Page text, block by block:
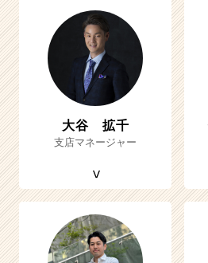
大谷 拡千
支店マネージャー